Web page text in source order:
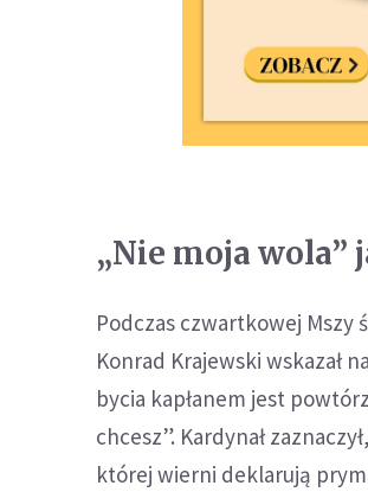
„Nie moja
Podczas czwartkowej Mszy
Konrad Krajewski wskazał
bycia kapłanem jest
chcesz”. Kardynał
której wierni deklarują